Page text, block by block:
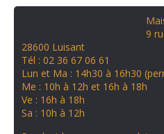
9
28600 Luisant
Tél : 02 36 67 06 61
Lun et Ma : 14h30 à 16h30
Me : 10h à 12h et 16h à 18h
Ve : 16h à 18h
Sa : 10h à 12h